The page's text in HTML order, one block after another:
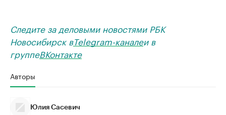
Следите за деловыми новостями РБК
Новосибирск вTelegram-каналеи в
группеВКонтакте
Авторы
Юлия Сасевич